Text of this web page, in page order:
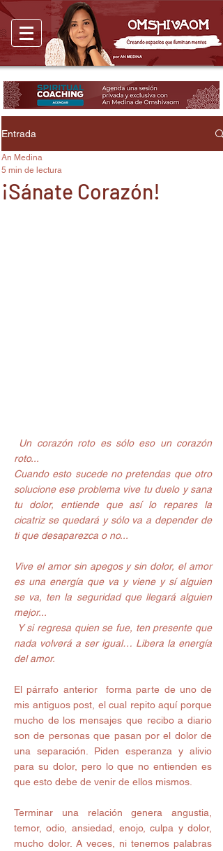
Entrada
¡Sánate Corazón!
An Medina
5 min de lectura
Un corazón roto es sólo eso un corazón
roto...
Cuando esto sucede no pretendas que otro
solucione ese problema vive tu duelo y sana
tu dolor, entiende que así lo repares la
cicatriz se quedará y sólo va a depender de
ti que desaparezca o no...
Vive el amor sin apegos y sin dolor, el amor
es una energía que va y viene y sí alguien
se va, ten la seguridad que llegará alguien
mejor...
nada volverá a ser igual… Libera la energía
del amor.
El párrafo anterior  forma parte de uno de
mis antiguos post, el cual repito aquí porque
mucho de los mensajes que recibo a diario
son de personas que pasan por el dolor de
una separación. Piden esperanza y alivio
para su dolor, pero lo que no entienden es
que esto debe de venir de ellos mismos.
Terminar una relación genera angustia,
temor, odio, ansiedad, enojo, culpa y dolor,
mucho dolor. A veces, ni tenemos palabras